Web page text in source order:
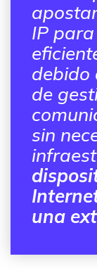
IP
debido
de
sin
una